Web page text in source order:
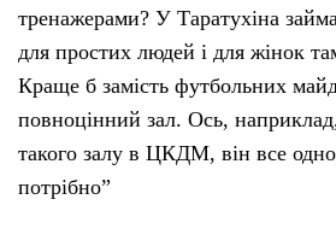
тренажерами? У Таратухіна
для простих людей і для жінок
Краще б замість футбольних
повноцінний зал. Ось,
такого залу в ЦКДМ, він все
потрібно”